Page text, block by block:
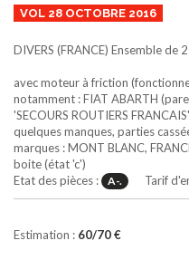
VOL 28 OCTOBRE 2016
DIVERS (FRANCE) Ensemble de
avec moteur à friction
notamment : FIAT ABARTH
'SECOURS ROUTIERS
quelques manques, parties
marques : MONT BLANC,
boite (état 'c')
Etat des pièces :
A-. Tarif
Estimation : 60/70 €